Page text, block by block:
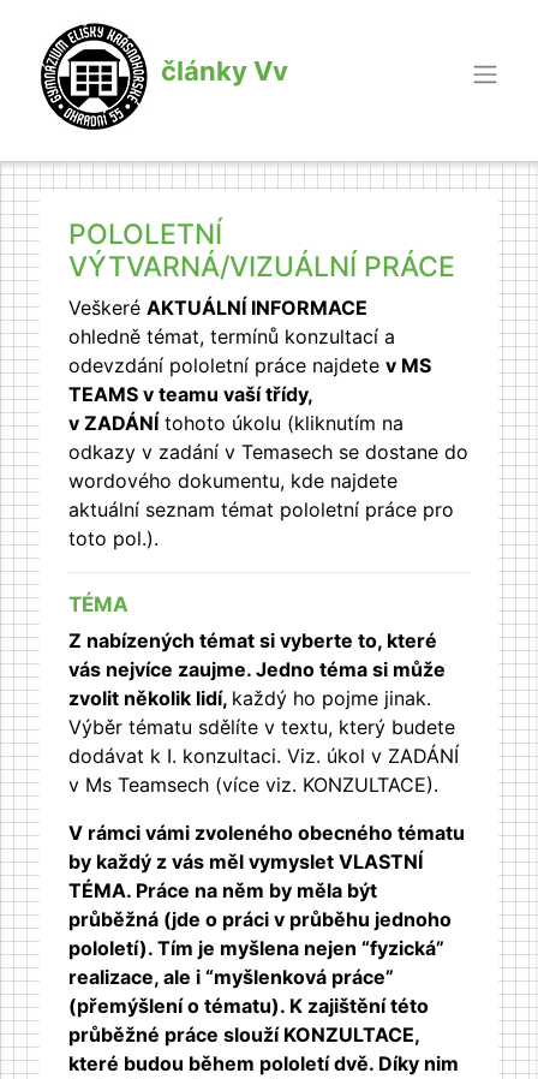
články Vv
POLOLETNÍ
VÝTVARNÁ/VIZUÁLNÍ PRÁCE
Veškeré AKTUÁLNÍ INFORMACE
ohledně témat, termínů konzultací a
odevzdání pololetní práce najdete v MS
TEAMS v teamu vaší třídy,
v ZADÁNÍ tohoto úkolu (kliknutím na
odkazy v zadání v Temasech se dostane do
wordového dokumentu, kde najdete
aktuální seznam témat pololetní práce pro
toto pol.).
TÉMA
Z nabízených témat si vyberte to, které
vás nejvíce zaujme. Jedno téma si může
zvolit několik lidí, každý ho pojme jinak.
Výběr tématu sdělíte v textu, který budete
dodávat k I. konzultaci. Viz. úkol v ZADÁNÍ
v Ms Teamsech (více viz. KONZULTACE).
V rámci vámi zvoleného obecného tématu
by každý z vás měl vymyslet VLASTNÍ
TÉMA. Práce na něm by měla být
průběžná (jde o práci v průběhu jednoho
pololetí). Tím je myšlena nejen “fyzická”
realizace, ale i “myšlenková práce”
(přemýšlení o tématu). K zajištění této
průběžné práce slouží KONZULTACE,
které budou během pololetí dvě. Díky nim